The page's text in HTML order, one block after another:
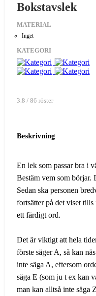
Bokstavslek
MATERIAL
Inget
KATEGORI
3.8 / 86 röster
Beskrivning
En lek som passar bra i
Bestäm vem som börjar.
Sedan ska personen
fortsätter på det viset
ett färdigt ord.
Det är viktigt att hela
förste säger A, så kan
inte säga A, eftersom
säga E (som ju t ex kan
man kan alltså inte säga